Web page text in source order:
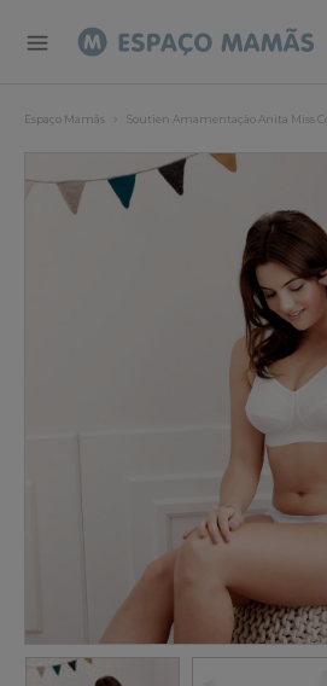
Espaço Mamãs Soutien Amamentação Anita Miss